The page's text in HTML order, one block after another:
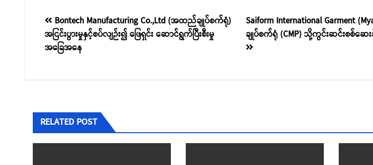
စာမူ
လမ်းကြောင်း
Saiform International Garment
ချုပ်စက်ရုံ (CMP) သို့ကွင်းဆင်းစစ်ဆေ
Bontech Manufacturing Co.,Ltd (အထည်ချုပ်စက်ရုံ)
အငြင်းပွားမှုနှင့်စပ်လျဉ်း၍ ဖြေရှင်း ဆောင်ရွက်ပြီးစီးမှု
အခြေအနေ
RELATED POST